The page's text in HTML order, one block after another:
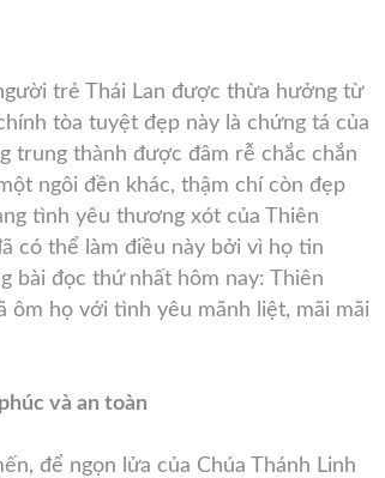
trẻ Thái Lan được thừa hưởng từ
tòa tuyệt đẹp này là chứng tá của
trung thành được đâm rễ chắc chắn
ngôi đền khác, thậm chí còn đẹp
tình yêu thương xót của Thiên
có thể làm điều này bởi vì họ tin
bài đọc thứ nhất hôm nay: Thiên
ôm họ với tình yêu mãnh liệt, mãi mãi
và an toàn
để ngọn lửa của Chúa Thánh Linh